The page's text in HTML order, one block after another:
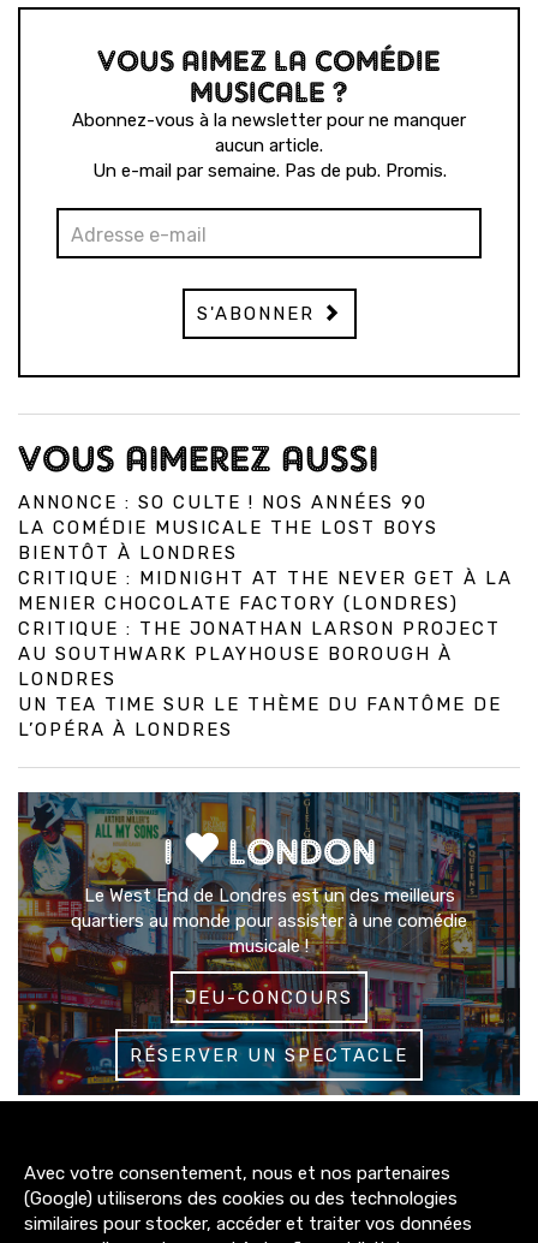
VOUS AIMEZ LA COMÉDIE
MUSICALE ?
Abonnez-vous à la newsletter pour ne manquer
aucun article.
Un e-mail par semaine. Pas de pub. Promis.
S'ABONNER
VOUS AIMEREZ AUSSI
ANNONCE : SO CULTE ! NOS ANNÉES 90
LA COMÉDIE MUSICALE THE LOST BOYS
BIENTÔT À LONDRES
CRITIQUE : MIDNIGHT AT THE NEVER GET À LA
MENIER CHOCOLATE FACTORY (LONDRES)
CRITIQUE : THE JONATHAN LARSON PROJECT
AU SOUTHWARK PLAYHOUSE BOROUGH À
LONDRES
UN TEA TIME SUR LE THÈME DU FANTÔME DE
L’OPÉRA À LONDRES
I LONDON
Le West End de Londres est un des meilleurs
quartiers au monde pour assister à une comédie
musicale !
JEU-CONCOURS
RÉSERVER UN SPECTACLE
3200+
abonnés
Avec votre consentement, nous et nos partenaires
(Google) utiliserons des cookies ou des technologies
similaires pour stocker, accéder et traiter vos données